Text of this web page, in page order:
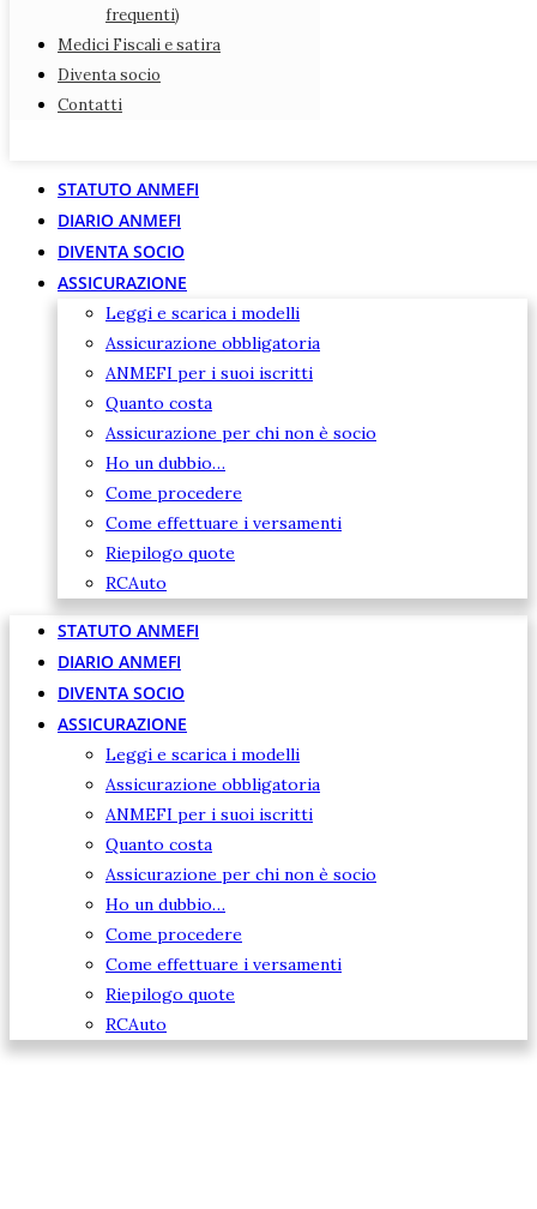
frequenti)
Medici Fiscali e satira
Diventa socio
Contatti
FAQ (domande e risposte più frequenti)
Medici Fiscali e satira
Diventa socio
Contatti
STATUTO ANMEFI
DIARIO ANMEFI
DIVENTA SOCIO
ASSICURAZIONE
Leggi e scarica i modelli
Assicurazione obbligatoria
ANMEFI per i suoi iscritti
Quanto costa
Assicurazione per chi non è socio
Ho un dubbio…
Come procedere
Come effettuare i versamenti
Riepilogo quote
RCAuto
STATUTO ANMEFI
DIARIO ANMEFI
DIVENTA SOCIO
ASSICURAZIONE
Leggi e scarica i modelli
Assicurazione obbligatoria
ANMEFI per i suoi iscritti
Quanto costa
Assicurazione per chi non è socio
Ho un dubbio…
Come procedere
Come effettuare i versamenti
Riepilogo quote
RCAuto